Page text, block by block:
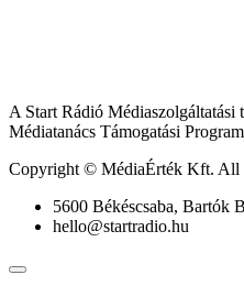
A Start Rádió Médiaszolgáltatási
Médiatanács Támogatási
Copyright © MédiaÉrték Kft. All
5600 Békéscsaba, Bartók
hello@startradio.hu